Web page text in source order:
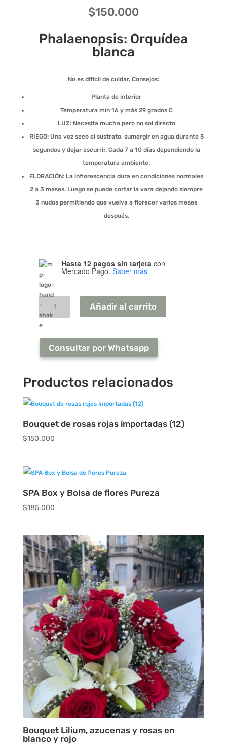
$150.000
Phalaenopsis: Orquídea
blanca
No es difícil de cuidar. Consejos:
Planta de interior
Temperatura min 16 y más 29 grados C
LUZ: Necesita mucha pero no sol directo
RIEGO: Una vez seco el sustrato, sumergir en agua durante 5
segundos y dejar escurrir. Cada 7 a 10 días dependiendo la
temperatura ambiente.
FLORACIÓN: La inflorescencia dura en condiciones normales
2 a 3 meses. Luego se puede cortar la vara dejando siempre
3 nudos permitiendo que vuelva a florecer varios meses
después.
Hasta 12 pagos sin tarjeta con
Mercado Pago. Saber más
Phalaenopsis:
Orquídea
cantidad
Añadir al carrito
Consultar por Whatsapp
Productos relacionados
Bouquet de rosas rojas importadas (12)
$150.000
SPA Box y Bolsa de flores Pureza
$185.000
Bouquet Lilium, azucenas y rosas en
blanco y rojo